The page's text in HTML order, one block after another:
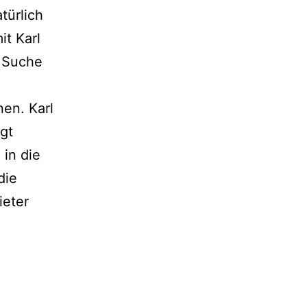
Karl
Karl
in die